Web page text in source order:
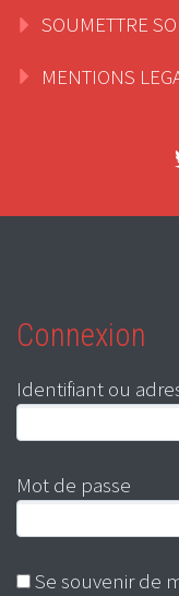
SOUMETTRE
MENTIONS
Connexion
Identifiant ou
Mot de passe
Se souvenir de